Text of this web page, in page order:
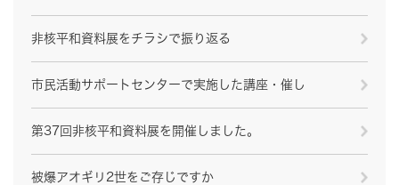
非核平和資料展をチラシで振り返る
市民活動サポートセンターで実施した講座・催し
第37回非核平和資料展を開催しました。
被爆アオギリ2世をご存じですか